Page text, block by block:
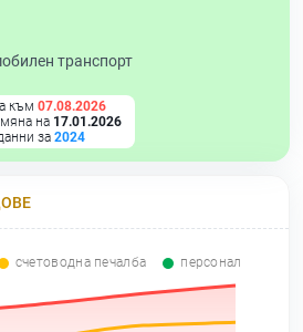
транспорт
към 07.08.2026
на 17.01.2026
за 2024
счетоводна печалба персонал